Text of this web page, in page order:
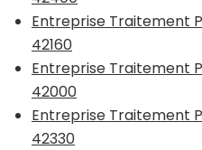
Entreprise Traitement
42160
Entreprise Traitement
42000
Entreprise Traitement
42330